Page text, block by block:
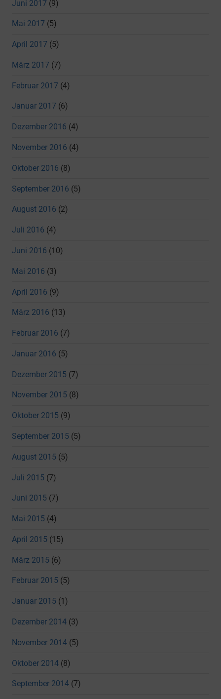
Juni 2017 (9)
Mai 2017 (5)
April 2017 (5)
März 2017 (7)
Februar 2017 (4)
Januar 2017 (6)
Dezember 2016 (4)
November 2016 (4)
Oktober 2016 (8)
September 2016 (5)
August 2016 (2)
Juli 2016 (4)
Juni 2016 (10)
Mai 2016 (3)
April 2016 (9)
März 2016 (13)
Februar 2016 (7)
Januar 2016 (5)
Dezember 2015 (7)
November 2015 (8)
Oktober 2015 (9)
September 2015 (5)
August 2015 (5)
Juli 2015 (7)
Juni 2015 (7)
Mai 2015 (4)
April 2015 (15)
März 2015 (6)
Februar 2015 (5)
Januar 2015 (1)
Dezember 2014 (3)
November 2014 (5)
Oktober 2014 (8)
September 2014 (7)